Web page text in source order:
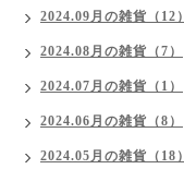
2024.09月の雑貨（12）
2024.08月の雑貨（7）
2024.07月の雑貨（1）
2024.06月の雑貨（8）
2024.05月の雑貨（18）